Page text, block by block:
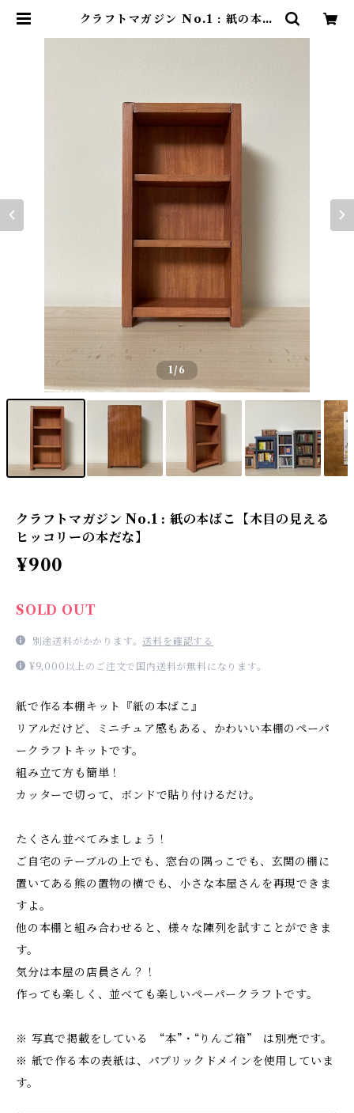
クラフトマガジン No.1 : 紙の本ば
1/6
クラフトマガジン No.1 : 紙の本ばこ【木目の見える
ヒッコリーの本だな】
¥900
SOLD OUT
別途送料がかかります。送料を確認する
¥9,000以上のご注文で国内送料が無料になります。
紙で作る本棚キット『紙の本ばこ』
リアルだけど、ミニチュア感もある、かわいい本棚のペーパ
ークラフトキットです。
組み立て方も簡単！
カッターで切って、ボンドで貼り付けるだけ。
たくさん並べてみましょう！
ご自宅のテーブルの上でも、窓台の隅っこでも、玄関の棚に
置いてある熊の置物の横でも、小さな本屋さんを再現できま
すよ。
他の本棚と組み合わせると、様々な陳列を試すことができま
す。
気分は本屋の店員さん？！
作っても楽しく、並べても楽しいペーパークラフトです。
※ 写真で掲載をしている “本”・“りんご箱” は別売です。
※ 紙で作る本の表紙は、パブリックドメインを使用していま
す。